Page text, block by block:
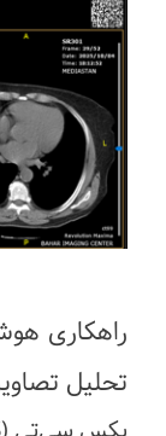
راهکاری
تحلیل